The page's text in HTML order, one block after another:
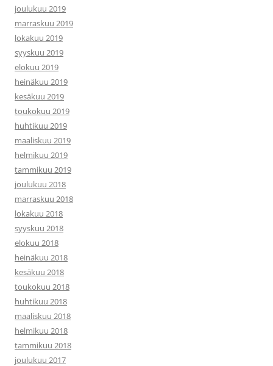
joulukuu 2019
marraskuu 2019
lokakuu 2019
syyskuu 2019
elokuu 2019
heinäkuu 2019
kesäkuu 2019
toukokuu 2019
huhtikuu 2019
maaliskuu 2019
helmikuu 2019
tammikuu 2019
joulukuu 2018
marraskuu 2018
lokakuu 2018
syyskuu 2018
elokuu 2018
heinäkuu 2018
kesäkuu 2018
toukokuu 2018
huhtikuu 2018
maaliskuu 2018
helmikuu 2018
tammikuu 2018
joulukuu 2017